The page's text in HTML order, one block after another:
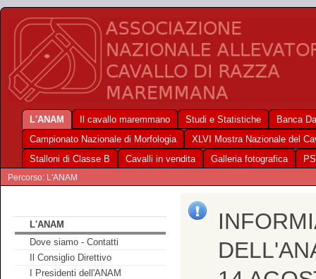
L'ANAM Il cavallo maremmano Studi e Statistiche
Banca
Campionato Nazionale di Morfologia
XLVI Mostra Nazionale del
Stalloni di Classe B
Cavalli in vendita Galleria fotografica
Percorso: L'ANAM
L'ANAM
Dove siamo - Contatti
Il Consiglio Direttivo
I Presidenti dell'ANAM